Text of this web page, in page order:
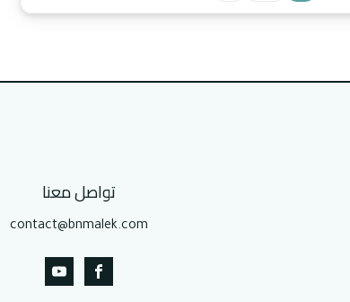
تواصل معنا
contact@bnmalek.com